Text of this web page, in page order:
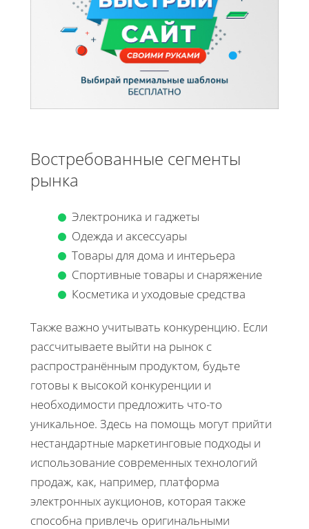
Востребованные сегменты
рынка
Электроника и гаджеты
Одежда и аксессуары
Товары для дома и интерьера
Спортивные товары и снаряжение
Косметика и уходовые средства
Также важно учитывать конкуренцию. Если
рассчитываете выйти на рынок с
распространённым продуктом, будьте
готовы к высокой конкуренции и
необходимости предложить что-то
уникальное. Здесь на помощь могут прийти
нестандартные маркетинговые подходы и
использование современных технологий
продаж, как, например, платформа
электронных аукционов, которая также
способна привлечь оригинальными